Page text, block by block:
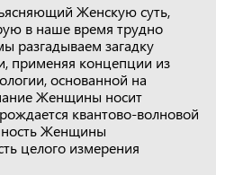
Женскую суть,
в наше время трудно
разгадываем загадку
применяя концепции из
основанной на
Женщины носит
квантово-волновой
Женщины
целого измерения